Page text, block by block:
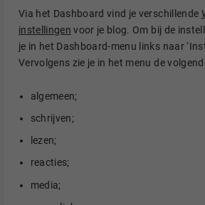
Via het Dashboard vind je verschillende
instellingen voor je blog. Om bij de
je in het Dashboard-menu links naar
Vervolgens zie je in het menu de
algemeen;
schrijven;
lezen;
reacties;
media;